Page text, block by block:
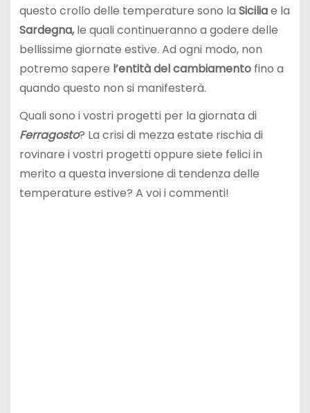
questo crollo delle temperature sono la Siciliae la
Sardegna,le quali continueranno a godere delle
bellissime giornate estive. Ad ogni modo, non
potremo sapere l’entità del cambiamentofino a
quando questo non si manifesterà.
Quali sono i vostri progetti per la giornata di
Ferragosto? La crisi di mezza estate rischia di
rovinare i vostri progetti oppure siete felici in
merito a questa inversione di tendenza delle
temperature estive? A voi i commenti!